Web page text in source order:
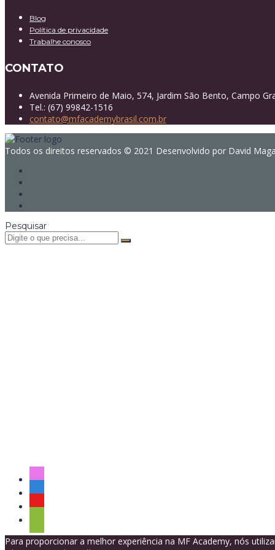
Blog
Política de privacidade
Trabalhe conosco
CONTATO
Avenida Primeiro de Maio, 574, Jardim São Bento, Campo
Tel.: (67) 99842-1516
contato@mfacademybrasil.com.br
Todos os direitos reservados © 2021 Desenvolvido por David
Pesquisar
Para proporcionar a melhor experiência na MF Academy, nós